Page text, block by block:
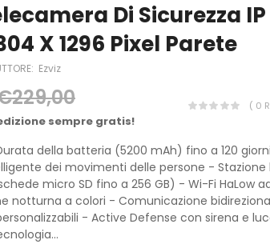
Di Sicurezza IP
X 1296 Pixel Parete
Ezviz
sempre gratis!
( 0
della batteria (5200 mAh) fino a 120 giorni
dei movimenti delle persone - Stazione
micro SD fino a 256 GB) - Wi-Fi HaLow
notturna a colori - Comunicazione
- Active Defense con sirena e